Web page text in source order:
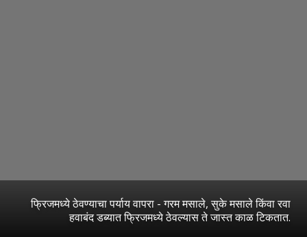
फ्रिजमध्ये ठेवण्याचा पर्याय वापरा - गरम मसाले, सुके मसाले किंवा रवा
हवाबंद डब्यात फ्रिजमध्ये ठेवल्यास ते जास्त काळ टिकतात.